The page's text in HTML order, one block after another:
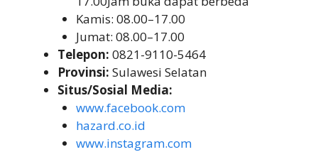
Kamis: 08.00–17.00
Jumat: 08.00–17.00
Telepon: 0821-9110-5464
Provinsi: Sulawesi Selatan
Situs/Sosial Media:
www.facebook.com
hazard.co.id
www.instagram.com